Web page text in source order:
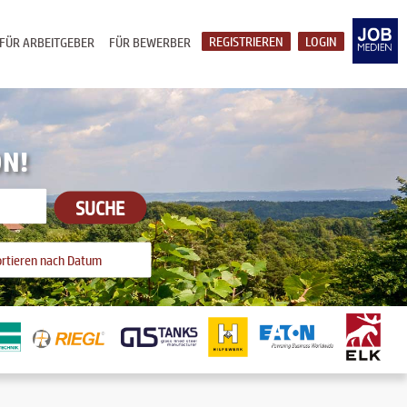
LOGIN
REGISTRIEREN
FÜR BEWERBER
FÜR ARBEITGEBER
SUCHE